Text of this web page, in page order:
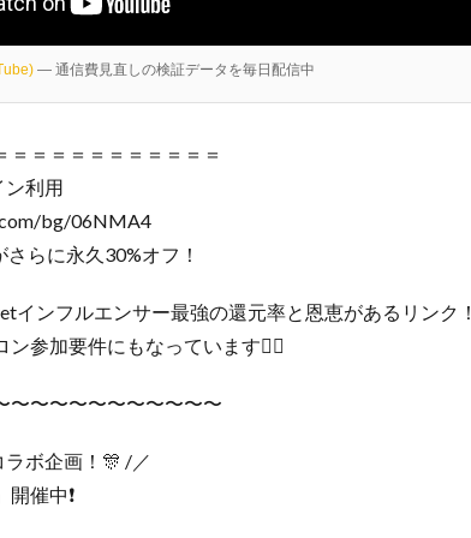
— 通信費見直しの検証データを毎日配信中
＝＝＝＝＝＝＝＝＝＝＝
利用
bg/06NMA4
さらに永久30%オフ！
インフルエンサー最強の還元率と恩恵があるリンク！
参加要件にもなっています🙆‍♀️
〜〜〜〜〜〜〜〜〜〜〜
ラボ企画！🎊 /／
催中❗️